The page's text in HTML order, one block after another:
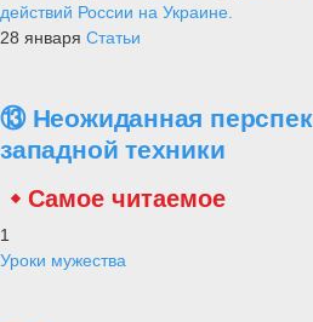
действий России на Украине.
28 января Статьи
⑬ Неожиданная
западной техники
Самое читаемое
1
Уроки мужества